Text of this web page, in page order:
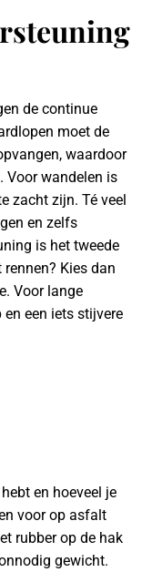
de continue
moet de
waardoor
Voor wandelen is
zacht zijn. Té veel
en zelfs
is het tweede
Kies dan
Voor lange
een iets stijvere
en hoeveel je
voor op asfalt
rubber op de hak
gewicht.